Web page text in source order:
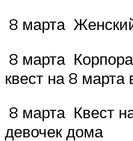
8 марта
8 марта
квест на 8
8 марта Квест
девочек дома